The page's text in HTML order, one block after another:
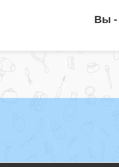
Вы -